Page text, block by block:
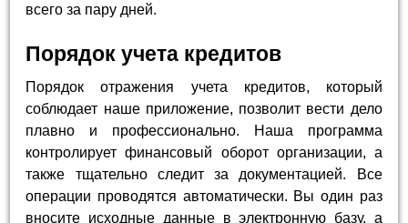
всего за пару дней.
Порядок учета кредитов
Порядок отражения учета кредитов, который
соблюдает наше приложение, позволит вести дело
плавно и профессионально. Наша программа
контролирует финансовый оборот организации, а
также тщательно следит за документацией. Все
операции проводятся автоматически. Вы один раз
вносите исходные данные в электронную базу, а